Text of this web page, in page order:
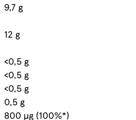
9,7 g
12 g
<0,5 g
<0,5 g
<0,5 g
0,5 g
800 µg (100%*)